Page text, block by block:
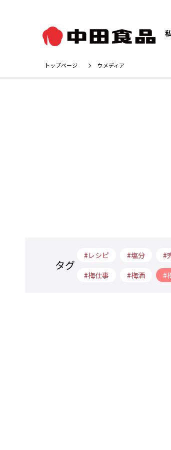
トップページ ウメディア
タグ
レシピ 塩分
梅仕事
梅酒